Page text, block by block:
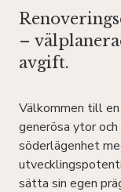
–
avgift.
Välkommen till
generösa ytor
söderlägenhet
sätta sin egen